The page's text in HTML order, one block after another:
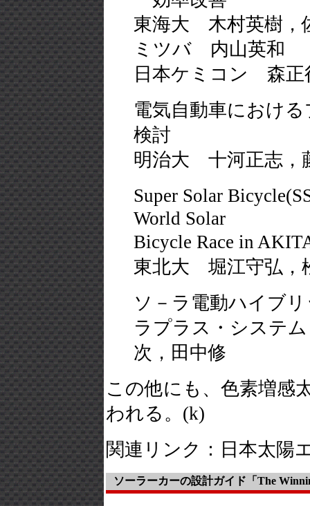
東海大 木村英樹，
ミツバ 内山英和
日本ケミコン 森正
電気自動車におけ
検討
明治大 十河正志，
Super Solar
World Solar
Bicycle Race in
東北大 堀江守弘，
ソ－ラ電動ハイブ
ラプラス・システ
次，田中修
この他にも、色素増感
われる。(k)
関連リンク：日本太陽
ソーラーカーの設計ガイド「The